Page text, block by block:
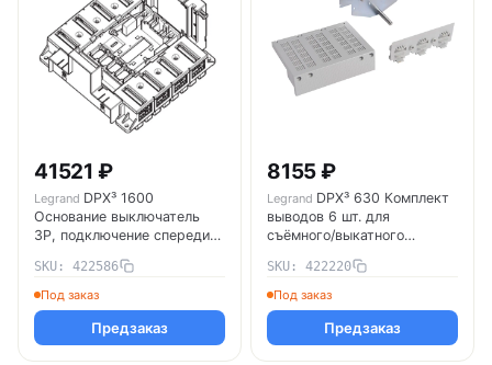
41521 ₽
Legrand DPX³ 1600
Основание выключатель
3P, подключение спереди
SKU: 422586
Под заказ
Предзаказ
8155 ₽
Legrand DPX³ 630 Комплект
выводов 6 шт. для
съёмного/выкатного
Legrand
SKU: 422220
Под заказ
Предзаказ